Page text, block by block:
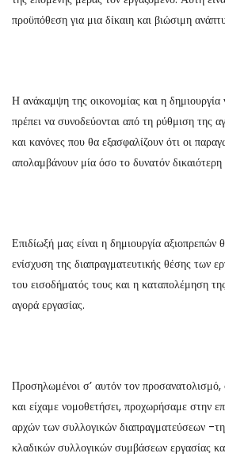
προϋπόθεση για μια δίκαιη και βιώσιμη
Η ανάκαμψη της οικονομίας και η
πρέπει να συνοδεύονται από τη ρύθμιση της
και κανόνες που θα εξασφαλίζουν ότι οι
απολαμβάνουν μία όσο το δυνατόν
Επιδίωξή μας είναι η δημιουργία αξιοπρεπών
ενίσχυση της διαπραγματευτικής θέσης των
του εισοδήματός τους και η καταπολέμηση
αγορά εργασίας.
Προσηλωμένοι σ’ αυτόν τον προσανατολισμό,
και είχαμε νομοθετήσει, προχωρήσαμε στην
αρχών των συλλογικών διαπραγματεύσεων -
κλαδικών συλλογικών συμβάσεων εργασίας